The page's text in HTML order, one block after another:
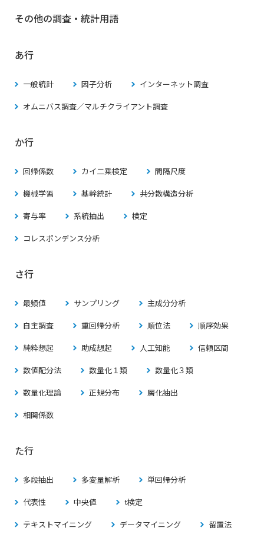
その他の調査・統計用語
あ行
一般統計 因子分析
インターネット調査
オムニバス調査／マルチクライアント調査
か行
回帰係数 カイ二乗検定
間隔尺度
機械学習
基幹統計
共分散構造分析
寄与率
系統抽出
検定
コレスポンデンス分析
さ行
最頻値 サンプリング
主成分分析
自主調査
重回帰分析 順位法
順序効果
純粋想起
助成想起 人工知能
信頼区間
数値配分法
数量化１類
数量化３類
数量化理論
正規分布
層化抽出
相関係数
た行
多段抽出 多変量解析
単回帰分析
代表性
中央値
t検定
テキストマイニング
データマイニング 留置法